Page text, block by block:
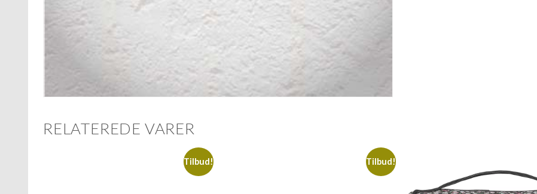
RELATEREDE VARER
Tilbud! Tilbud!